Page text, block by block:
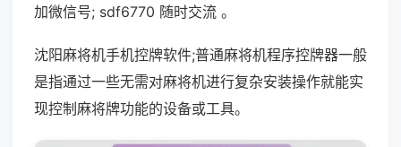
加微信号; sdf6770 随时交流 。
沈阳麻将机手机控牌软件;普通麻将机程序控牌器一般
是指通过一些无需对麻将机进行复杂安装操作就能实
现控制麻将牌功能的设备或工具。